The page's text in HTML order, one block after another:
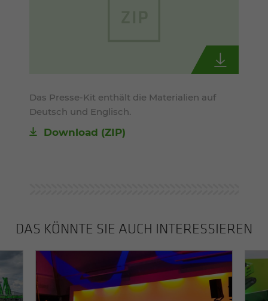
Das Presse-Kit enthält die Materialien auf
Deutsch und Englisch.
Download (ZIP)
DAS KÖNNTE SIE AUCH INTERESSIEREN